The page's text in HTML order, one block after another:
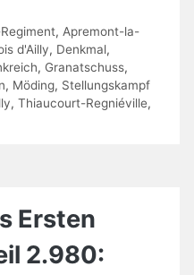
, Apremont-la-
d'Ailly, Denkmal,
, Granatschuss,
, Möding, Stellungskampf
, Thiaucourt-Regniéville,
Ersten
2.980: